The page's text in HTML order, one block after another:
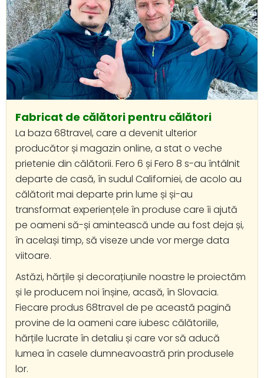
Fabricat de călători pentru călători
La baza 68travel, care a devenit ulterior
producător și magazin online, a stat o veche
prietenie din călătorii. Fero 6 și Fero 8 s-au întâlnit
departe de casă, în sudul Californiei, de acolo au
călătorit mai departe prin lume și și-au
transformat experiențele în produse care îi ajută
pe oameni să-și amintească unde au fost deja și,
în același timp, să viseze unde vor merge data
viitoare.
Astăzi, hărțile și decorațiunile noastre le proiectăm
și le producem noi înșine, acasă, în Slovacia.
Fiecare produs 68travel de pe această pagină
provine de la oameni care iubesc călătoriile,
hărțile lucrate în detaliu și care vor să aducă
lumea în casele dumneavoastră prin produsele
lor.